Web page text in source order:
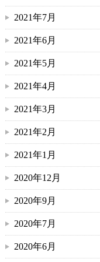
2021年7月
2021年6月
2021年5月
2021年4月
2021年3月
2021年2月
2021年1月
2020年12月
2020年9月
2020年7月
2020年6月